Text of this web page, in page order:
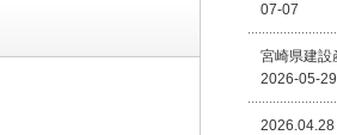
07-07
宮崎県建設
2026-05-29